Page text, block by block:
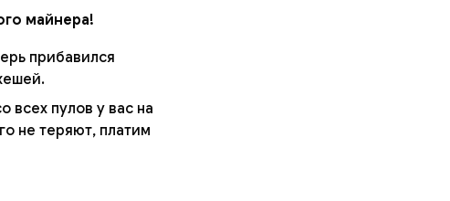
майнера!
прибавился
пулов у вас на
не теряют, платим